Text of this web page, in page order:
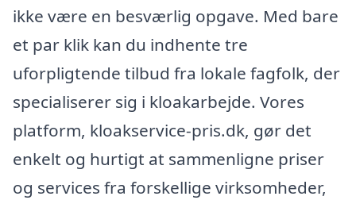
ikke være en besværlig opgave. Med bare
et par klik kan du indhente tre
uforpligtende tilbud fra lokale fagfolk, der
specialiserer sig i kloakarbejde. Vores
platform, kloakservice-pris.dk, gør det
enkelt og hurtigt at sammenligne priser
og services fra forskellige virksomheder,